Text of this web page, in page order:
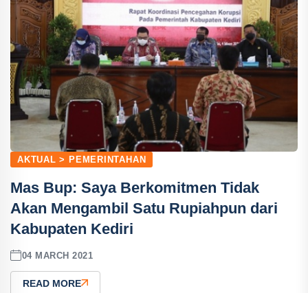
AKTUAL > PEMERINTAHAN
Mas Bup: Saya Berkomitmen Tidak
Akan Mengambil Satu Rupiahpun dari
Kabupaten Kediri
04 MARCH 2021
READ MORE